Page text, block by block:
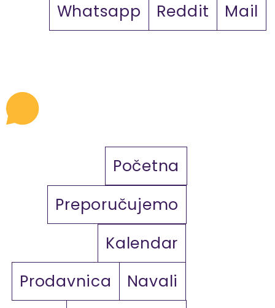
Whatsapp
Reddit Mail
Početna
Preporučujemo
Kalendar
Prodavnica
Navali